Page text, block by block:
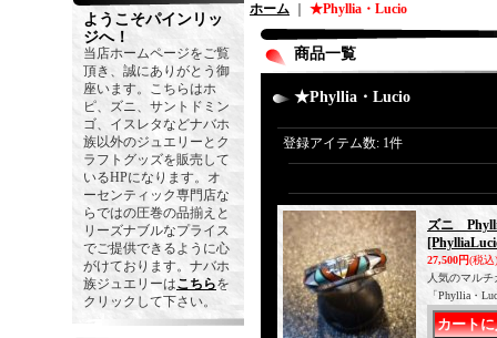
ようこそパインリッ
ジへ！
当店ホームページをご覧
頂き、誠にありがとう御
座います。こちらはホ
ピ、ズニ、サントドミン
ゴ、イスレタなどナバホ
族以外のジュエリーとク
ラフトグッズを販売して
いるHPになります。オ
ーセンティック専門店な
らではの圧巻の品揃えと
リーズナブルなプライス
でご提供できるように心
がけております。ナバホ
族ジュエリーはこちらを
クリックして下さい。
ホーム ★Phyllia・Lucio
商品一覧
★Phyllia・Lucio
登録アイテム数: 1件
ズニ
27,500円(税込)
人気のマル
「Phyllia・